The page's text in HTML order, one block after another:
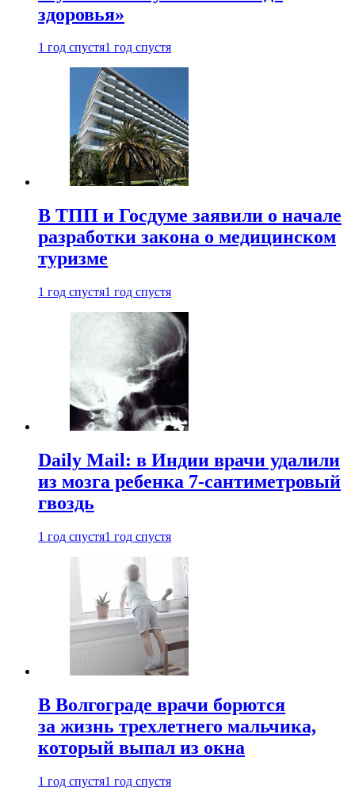
здоровья»
1 год спустя1 год спустя
В ТПП и Госдуме заявили о начале
разработки закона о медицинском
туризме
1 год спустя1 год спустя
Daily Mail: в Индии врачи удалили
из мозга ребенка 7-сантиметровый
гвоздь
1 год спустя1 год спустя
В Волгограде врачи борются
за жизнь трехлетнего мальчика,
который выпал из окна
1 год спустя1 год спустя